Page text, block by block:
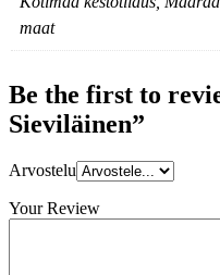
maat
Be the first to
Sieviläinen”
Arvostelu
Your Review